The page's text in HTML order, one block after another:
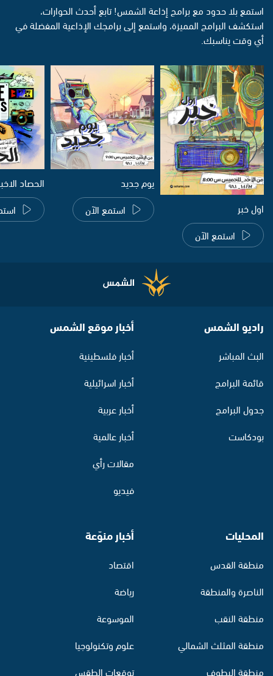
استمع بلا حدود مع برامج إذاعة الشمس! تابع أحدث الحوارات،
استكشف البرامج المميزة، واستمع إلى برامجك الإذاعية المفضلة في
أي وقت يناسبك.
اول خبر
استمع الآن
يوم جديد
استمع الآن
الحصاد
راديو الشمس
البث المباشر
قائمة البرامج
جدول البرامج
بودكاست
أخبار موقع الشمس
أخبار فلسطينية
أخبار اسرائيلية
أخبار عربية
أخبار عالمية
مقالات رأي
فيديو
المحليات
منطقة القدس
الناصرة والمنطقة
منطقة النقب
منطقة المثلث الشمالي
منطقة البطوف
أخبار منوّعة
اقتصاد
رياضة
الموسوعة
علوم وتكنولوجيا
توقعات الطقس